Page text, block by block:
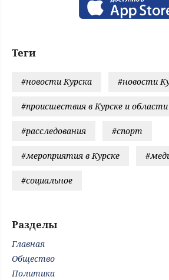
Теги
#новости Курска #новости
#происшествия в Курске и области
#расследования #спорт
#мероприятия в Курске
#социальное
Разделы
Главная
Общество
Политика